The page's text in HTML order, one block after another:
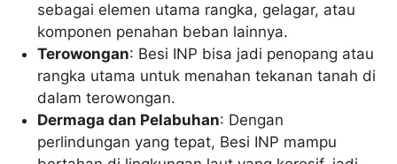
sebagai elemen utama rangka, gelagar, atau
komponen penahan beban lainnya.
Terowongan: Besi INP bisa jadi penopang atau
rangka utama untuk menahan tekanan tanah di
dalam terowongan.
Dermaga dan Pelabuhan: Dengan
perlindungan yang tepat, Besi INP mampu